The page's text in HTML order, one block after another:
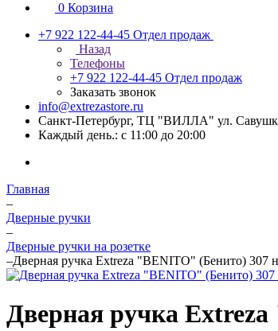
0 Корзина
+7 922 122-44-45 Отдел продаж
Назад
Телефоны
+7 922 122-44-45 Отдел продаж
Заказать звонок
info@extrezastore.ru
Санкт-Петербург, ТЦ "ВИЛЛА" ул.
Каждый день.: с 11:00 до 20:00
Главная
–
Дверные ручки
–
Дверные ручки на розетке
–Дверная ручка Extreza "BENITO" (Бенито) 307
Дверная ручка Extreza